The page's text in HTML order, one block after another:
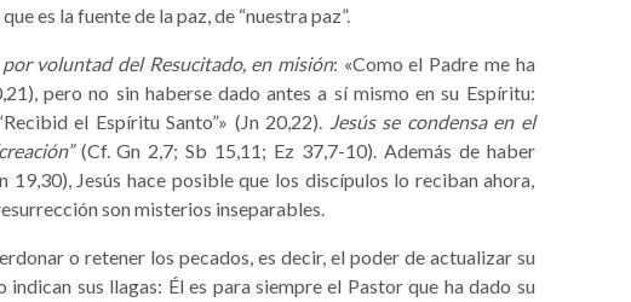
es la fuente de la paz, de “nuestra paz”.
voluntad del Resucitado, en misión: «Como el Padre me ha
pero no sin haberse dado antes a sí mismo en su Espíritu:
el Espíritu Santo”» (Jn 20,22). Jesús se condensa en el
(Cf. Gn 2,7; Sb 15,11; Ez 37,7-10). Además de haber
19,30), Jesús hace posible que los discípulos lo reciban ahora,
son misterios inseparables.
o retener los pecados, es decir, el poder de actualizar su
sus llagas: Él es para siempre el Pastor que ha dado su